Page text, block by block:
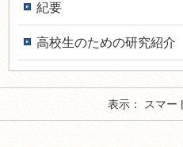
紀要
高校生のための研究紹介
表示： スマー